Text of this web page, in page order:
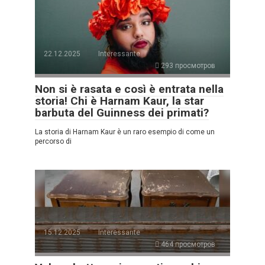
22.12.2025
Interessante
293 просмотров
Non si è rasata e così è entrata nella
storia! Chi è Harnam Kaur, la star
barbuta del Guinness dei primati?
La storia di Harnam Kaur è un raro esempio di come un
percorso di
15.12.2025
Interessante
464 просмотров